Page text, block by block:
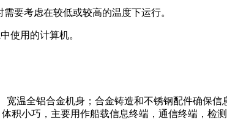
要考虑在较低或较高的温度下运行。
使用的计算机。
温全铝合金机身；合金铸造和不锈钢配件确保
积小巧，主要用作船载信息终端，通信终端，检